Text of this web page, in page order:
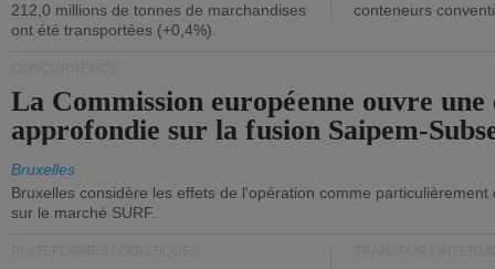
212,0 millions de tonnes de marchandises
ont été transportées (+0,4%).
conteneurs
La Commission européenne ouvre une
approfondie sur la fusion Saipem-
Bruxelles
Bruxelles considère les effets de l'opération comme
sur le marché SURF.